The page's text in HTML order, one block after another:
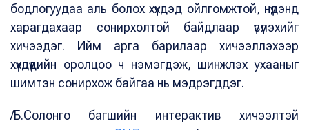
бодлогуудаа аль болох хүүхдэд ойлгомжтой, нүдэнд
харагдахаар сонирхолтой байдлаар үзүүлэхийг
хичээдэг. Ийм арга барилаар хичээллэхээр
хүүхдүүдийн оролцоо ч нэмэгдэж, шинжлэх ухааныг
шимтэн сонирхож байгаа нь мэдрэгддэг.
/Б.Солонго багшийн интерактив хичээлтэй